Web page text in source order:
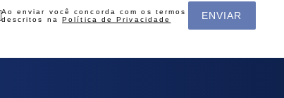
ENVIAR
Ao enviar você concorda com os termos
descritos na Política de Privacidade